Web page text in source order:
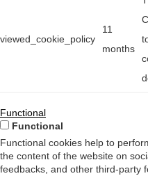
viewed_cookie_policy
11
months
Functional
Functional
Functional cookies help to
the content of the website on
feedbacks, and other third-party